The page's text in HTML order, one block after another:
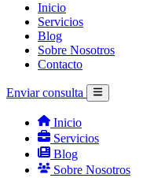
Inicio
Servicios
Blog
Sobre Nosotros
Contacto
Enviar consulta
Inicio
Servicios
Blog
Sobre Nosotros